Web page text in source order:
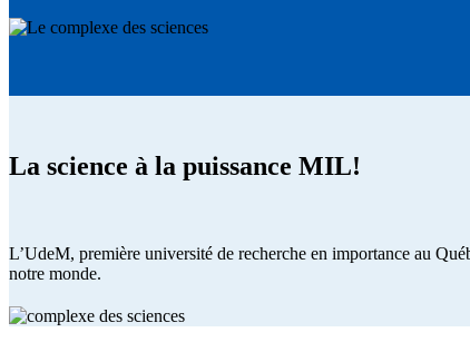
La science à la puissance MIL!
L’UdeM, première université de recherche en importance au
notre monde.